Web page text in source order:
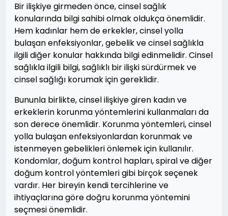
Bir ilişkiye girmeden önce, cinsel sağlık
konularında bilgi sahibi olmak oldukça önemlidir.
Hem kadınlar hem de erkekler, cinsel yolla
bulaşan enfeksiyonlar, gebelik ve cinsel sağlıkla
ilgili diğer konular hakkında bilgi edinmelidir. Cinsel
sağlıkla ilgili bilgi, sağlıklı bir ilişki sürdürmek ve
cinsel sağlığı korumak için gereklidir.
Bununla birlikte, cinsel ilişkiye giren kadın ve
erkeklerin korunma yöntemlerini kullanmaları da
son derece önemlidir. Korunma yöntemleri, cinsel
yolla bulaşan enfeksiyonlardan korunmak ve
istenmeyen gebelikleri önlemek için kullanılır.
Kondomlar, doğum kontrol hapları, spiral ve diğer
doğum kontrol yöntemleri gibi birçok seçenek
vardır. Her bireyin kendi tercihlerine ve
ihtiyaçlarına göre doğru korunma yöntemini
seçmesi önemlidir.